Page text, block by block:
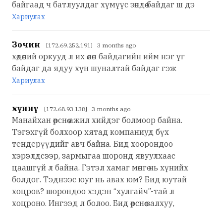
байгаад ч батлуулдаг хүмүүс зөндөө байдаг ш дэ
Хариулах
Зочин [172.69.252.191] 3 months ago
хөдөөний оркууд л их өлөн байдагийн ийм нэг үг
байдаг да ядуу хүн шуналтай байдаг гэж
Хариулах
хүннү [172.68.93.138] 3 months ago
Манайхан өөрснөө ажил хийдэг болмоор байна.
Тэгэхгүй болхоор хятад компаниуд бүх
тендерүүдийг авч байна. Бид хоорондоо
хэрэлдсээр, зармыгаа шоронд явуулхаас
цаашгүй л байна. Гэтэл хамаг мөнгө нь хүнийх
болдог. Тэднээс юуг нь авах юм? Бид юутай
хоцров? шорондоо хэдэн “хулгайч”-тай л
хоцроно. Ингээд л болоо. Бид өөрснөө залхуу,